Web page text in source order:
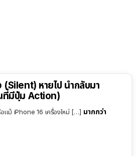
(Silent) หายไป นำกลับมา
ที่มีปุ่ม Action)
แม้ iPhone 16 เครื่องใหม่ […] มากกว่า